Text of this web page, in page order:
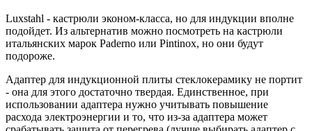
Luxstahl - кастрюли эконом-класса, но для индукции вполне
подойдет. Из альтернатив можно посмотреть на кастрюли
итальянских марок Paderno или Pintinox, но они будут
подороже.
Адаптер для индукционной плиты стеклокерамику не портит
- она для этого достаточно твердая. Единственное, при
использовании адаптера нужно учитывать повышение
расхода электроэнергии и то, что из-за адаптера может